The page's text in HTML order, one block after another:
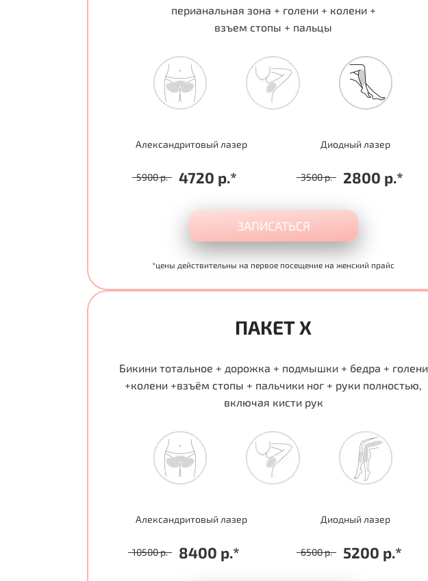
перианальная зона + голени + колени +
взъем стопы + пальцы
Александритовый лазер
5900 р. 4720 р.*
Диодный лазер
3500 р. 2800 р.*
ЗАПИСАТЬСЯ
*цены действительны на первое посещение на женский прайс
ПАКЕТ X
Бикини тотальное + дорожка + подмышки + бедра + голени
+колени +взъём стопы + пальчики ног + руки полностью,
включая кисти рук
Александритовый лазер
10500 р. 8400 р.*
Диодный лазер
6500 р. 5200 р.*